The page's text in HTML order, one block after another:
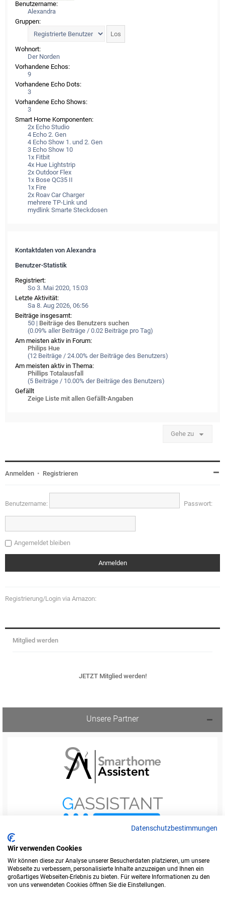
Benutzername:
Alexandra
Gruppen:
Wohnort:
Der Norden
Vorhandene Echos:
9
Vorhandene Echo Dots:
3
Vorhandene Echo Shows:
3
Smart Home Komponenten:
2x Echo Studio
4 Echo 2. Gen
4 Echo Show 1. und 2. Gen
3 Echo Show 10
1x Fitbit
4x Hue Lightstrip
2x Outdoor Flex
1x Bose QC35 II
1x Fire
2x Roav Car Charger
mehrere TP-Link und
mydlink Smarte Steckdosen
Kontaktdaten von Alexandra
Benutzer-Statistik
Registriert:
So 3. Mai 2020, 15:03
Letzte Aktivität:
Sa 8. Aug 2026, 06:56
Beiträge insgesamt:
50 | Beiträge des Benutzers suchen
(0.09% aller Beiträge / 0.02 Beiträge pro Tag)
Am meisten aktiv in Forum:
Philips Hue
(12 Beiträge / 24.00% der Beiträge des Benutzers)
Am meisten aktiv in Thema:
Phillips Totalausfall
(5 Beiträge / 10.00% der Beiträge des Benutzers)
Gefällt
Zeige Liste mit allen Gefällt-Angaben
Gehe zu
Anmelden • Registrieren
Benutzername: Passwort:
Angemeldet bleiben
Registrierung/Login via Amazon:
Mitglied werden
JETZT Mitglied werden!
Unsere Partner
Startseite Foren-Übersicht
Legende Kontakt
Werbung buchen
Datenschutzbestimmungen
Wir verwenden Cookies
Wir können diese zur Analyse unserer Besucherdaten platzieren, um unsere
Webseite zu verbessern, personalisierte Inhalte anzuzeigen und Ihnen ein
großartiges Webseiten-Erlebnis zu bieten. Für weitere Informationen zu den
von uns verwendeten Cookies öffnen Sie die Einstellungen.